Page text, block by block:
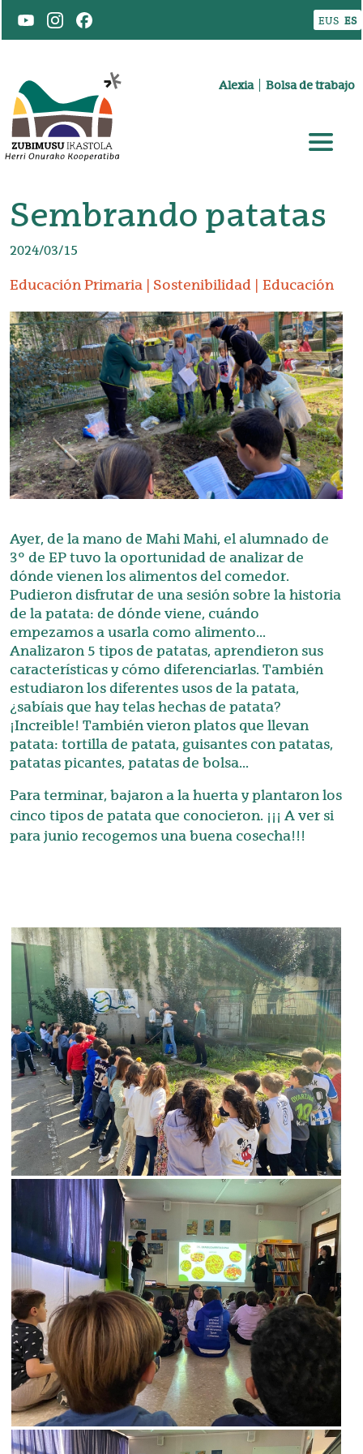
Pasar al contenido principal
EUS ES
Goiburuko menua Alexia Bolsa de trabajo
Sembrando patatas
2024/03/15
Educación Primaria Sostenibilidad Educación
Irudia
Ayer, de la mano de Mahi Mahi, el alumnado de
3º de EP tuvo la oportunidad de analizar de
dónde vienen los alimentos del comedor.
Pudieron disfrutar de una sesión sobre la historia
de la patata: de dónde viene, cuándo
empezamos a usarla como alimento...
Analizaron 5 tipos de patatas, aprendieron sus
características y cómo diferenciarlas. También
estudiaron los diferentes usos de la patata,
¿sabíais que hay telas hechas de patata?
¡Increible! También vieron platos que llevan
patata: tortilla de patata, guisantes con patatas,
patatas picantes, patatas de bolsa...
Para terminar, bajaron a la huerta y plantaron los
cinco tipos de patata que conocieron. ¡¡¡ A ver si
para junio recogemos una buena cosecha!!!